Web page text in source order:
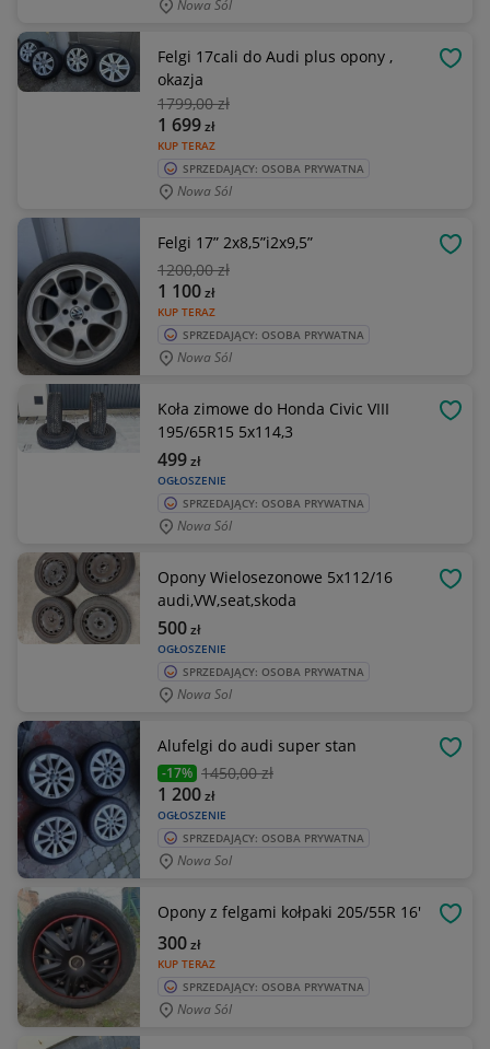
Nowa Sól
Felgi 17cali do Audi plus opony ,
okazja
1799,00 zł
KUP TERAZ
1 699zł
SPRZEDAJĄCY: OSOBA PRYWATNA
Nowa Sól
Felgi 17” 2x8,5”i2x9,5”
1200,00 zł
KUP TERAZ
1 100zł
SPRZEDAJĄCY: OSOBA PRYWATNA
Nowa Sól
Koła zimowe do Honda Civic VIII
195/65R15 5x114,3
OGŁOSZENIE
499zł
SPRZEDAJĄCY: OSOBA PRYWATNA
Nowa Sól
Opony Wielosezonowe 5x112/16
audi,VW,seat,skoda
OGŁOSZENIE
500zł
SPRZEDAJĄCY: OSOBA PRYWATNA
Nowa Sol
Alufelgi do audi super stan
-17% 1450,00 zł
OGŁOSZENIE
1 200zł
SPRZEDAJĄCY: OSOBA PRYWATNA
Nowa Sol
Opony z felgami kołpaki 205/55R 16'
KUP TERAZ
300zł
SPRZEDAJĄCY: OSOBA PRYWATNA
Nowa Sól